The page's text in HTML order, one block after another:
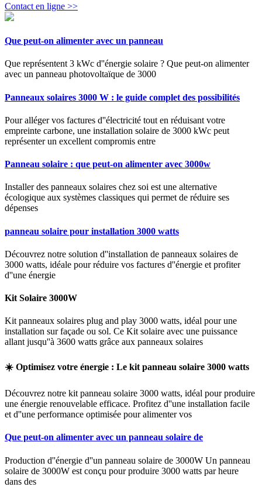
Contact en ligne >>
Que peut-on alimenter avec un panneau
Que représentent 3 kWc d''énergie solaire ? Que peut-on alimenter
avec un panneau photovoltaïque de 3000
Panneaux solaires 3000 W : le guide complet des possibilités
Pour alléger vos factures d''électricité tout en réduisant votre
empreinte carbone, une installation solaire de 3000 kWc peut
représenter un excellent compromis entre
Panneau solaire : que peut-on alimenter avec 3000w
Installer des panneaux solaires chez soi est une alternative
écologique aux systèmes classiques qui permet de réduire ses
dépenses
panneau solaire pour installation 3000 watts
Découvrez notre solution d''installation de panneaux solaires de
3000 watts, idéale pour réduire vos factures d''énergie et profiter
d''une énergie
Kit Solaire 3000W
Kit panneaux solaires plug and play 3000 watts, idéal pour une
installation sur façade ou sol. Ce Kit solaire avec une puissance
allant jusqu''à 3600 watts grâce aux panneaux solaires
☀️ Optimisez votre énergie : Le kit panneau solaire 3000 watts
Découvrez notre kit panneau solaire 3000 watts, idéal pour produire
une énergie renouvelable efficace. Profitez d''une installation facile
et d''une performance optimisée pour alimenter vos
Que peut-on alimenter avec un panneau solaire de
Production d''énergie d''un panneau solaire de 3000W Un panneau
solaire de 3000W est conçu pour produire 3000 watts par heure
dans des